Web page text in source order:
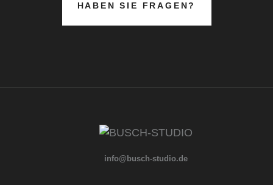
HABEN SIE FRAGEN?
info@busch-studio.de